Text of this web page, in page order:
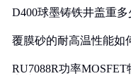
D400球墨铸铁井盖重多
覆膜砂的耐高温性能如
RU7088R功率